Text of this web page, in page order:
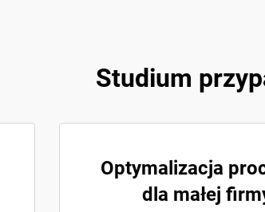
Studium
Optymalizacja
dla małej